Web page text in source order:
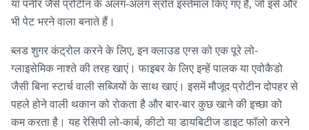
या पनीर जैसे प्रोटीन के अलग-अलग स्रोत इस्तेमाल किए गए हैं, जो इसे और
भी पेट भरने वाला बनाते हैं।
ब्लड शुगर कंट्रोल करने के लिए, इन क्लाउड एग्स को एक पूरे लो-
ग्लाइसेमिक नाश्ते की तरह खाएं। फाइबर के लिए इन्हें पालक या एवोकैडो
जैसी बिना स्टार्च वाली सब्जियों के साथ खाएं। इसमें मौजूद प्रोटीन दोपहर से
पहले होने वाली थकान को रोकता है और बार-बार कुछ खाने की इच्छा को
कम करता है। यह रेसिपी लो-कार्ब, कीटो या डायबिटीज डाइट फॉलो करने